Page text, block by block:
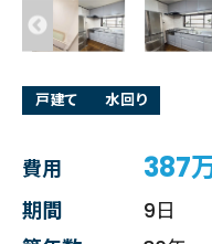
戸建て 水回り
費用 387
期間
9日